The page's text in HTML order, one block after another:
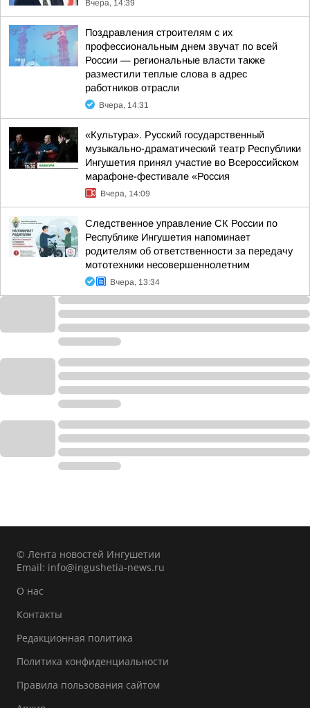
Вчера, 14:39
Поздравления строителям с их
профессиональным днем звучат по всей
России — региональные власти также
разместили теплые слова в адрес
работников отрасли
Вчера, 14:31
«Культура». Русский государственный
музыкально-драматический театр Республики
Ингушетия принял участие во Всероссийском
марафоне-фестивале «Россия
Вчера, 14:09
Следственное управление СК России по
Республике Ингушетия напоминает
родителям об ответственности за передачу
мототехники несовершеннолетним
Вчера, 13:34
© Лента новостей Ингушетии
Email: info@ingushetia-news.ru
О нас
Контакты
Редакционная политика
Политика конфиденциальности
Правила пользования сайтом